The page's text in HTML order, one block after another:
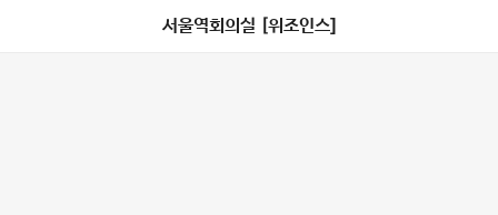
서울역회의실 [위조인스]